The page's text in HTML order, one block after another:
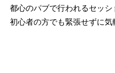
都心のパブで行われるセッ
初心者の方でも緊張せずに